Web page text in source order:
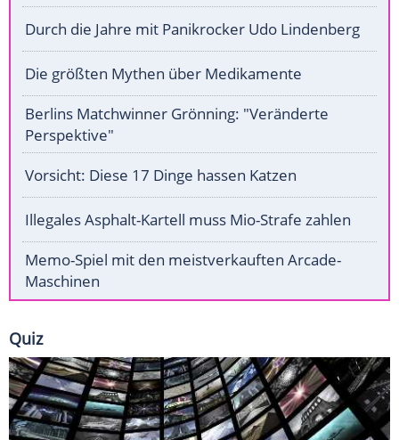
Durch die Jahre mit Panikrocker Udo Lindenberg
Die größten Mythen über Medikamente
Berlins Matchwinner Grönning: "Veränderte
Perspektive"
Vorsicht: Diese 17 Dinge hassen Katzen
Illegales Asphalt-Kartell muss Mio-Strafe zahlen
Memo-Spiel mit den meistverkauften Arcade-
Maschinen
Quiz